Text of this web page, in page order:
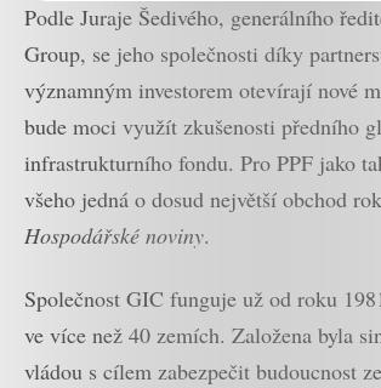
Podle Juraje Šedivého, generálního
Group, se jeho společnosti díky
významným investorem otevírají nové
bude moci využít zkušenosti předního
infrastrukturního fondu. Pro PPF jako
všeho jedná o dosud největší obchod
Hospodářské noviny.
Společnost GIC funguje už od roku
ve více než 40 zemích. Založena byla
vládou s cílem zabezpečit budoucnost